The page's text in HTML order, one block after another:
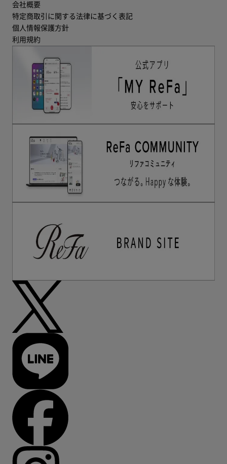
会社概要
特定商取引に関する法律に基づく表記
個人情報保護方針
利用規約